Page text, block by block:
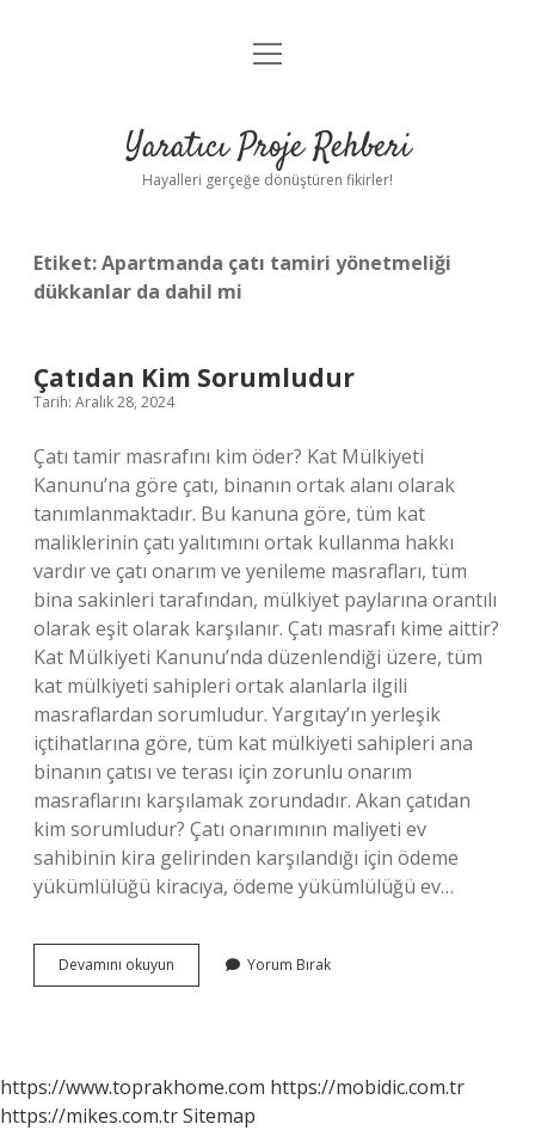
Anasayfa
Yasal Uyarı
menüyü
Yaratıcı Proje Rehberi
Hayalleri gerçeğe dönüştüren fikirler!
Etiket:Apartmanda çatı tamiri yönetmeliği
dükkanlar da dahil mi
Çatıdan Kim Sorumludur
Tarih: Aralık 28, 2024
Çatı tamir masrafını kim öder? Kat Mülkiyeti
Kanunu’na göre çatı, binanın ortak alanı olarak
tanımlanmaktadır. Bu kanuna göre, tüm kat
maliklerinin çatı yalıtımını ortak kullanma hakkı
vardır ve çatı onarım ve yenileme masrafları, tüm
bina sakinleri tarafından, mülkiyet paylarına orantılı
olarak eşit olarak karşılanır. Çatı masrafı kime aittir?
Kat Mülkiyeti Kanunu’nda düzenlendiği üzere, tüm
kat mülkiyeti sahipleri ortak alanlarla ilgili
masraflardan sorumludur. Yargıtay’ın yerleşik
içtihatlarına göre, tüm kat mülkiyeti sahipleri ana
binanın çatısı ve terası için zorunlu onarım
masraflarını karşılamak zorundadır. Akan çatıdan
kim sorumludur? Çatı onarımının maliyeti ev
sahibinin kira gelirinden karşılandığı için ödeme
yükümlülüğü kiracıya, ödeme yükümlülüğü ev…
Devamını okuyun
Kim
Yorum Bırak
https://www.toprakhome.com https://mobidic.com.tr
https://mikes.com.trSitemap